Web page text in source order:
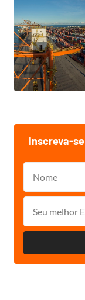
Inscreva-se